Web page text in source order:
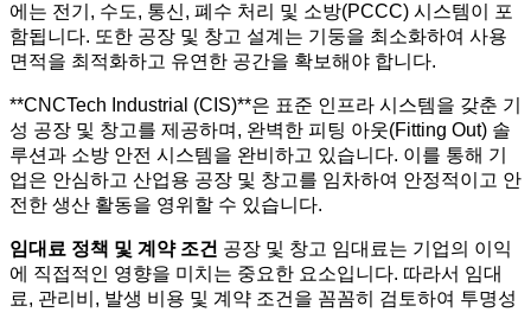
에는 전기, 수도, 통신, 폐수 처리 및 소방(PCCC) 시스템이 포
함됩니다. 또한 공장 및 창고 설계는 기둥을 최소화하여 사용
면적을 최적화하고 유연한 공간을 확보해야 합니다.
**CNCTech Industrial (CIS)**은 표준 인프라 시스템을 갖춘 기
성 공장 및 창고를 제공하며, 완벽한 피팅 아웃(Fitting Out) 솔
루션과 소방 안전 시스템을 완비하고 있습니다. 이를 통해 기
업은 안심하고 산업용 공장 및 창고를 임차하여 안정적이고 안
전한 생산 활동을 영위할 수 있습니다.
임대료 정책 및 계약 조건 공장 및 창고 임대료는 기업의 이익
에 직접적인 영향을 미치는 중요한 요소입니다. 따라서 임대
료, 관리비, 발생 비용 및 계약 조건을 꼼꼼히 검토하여 투명성